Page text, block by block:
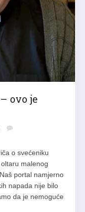
ovo je
o svećeniku
malenog
portal namjerno
napada nije bilo
da je nemoguće